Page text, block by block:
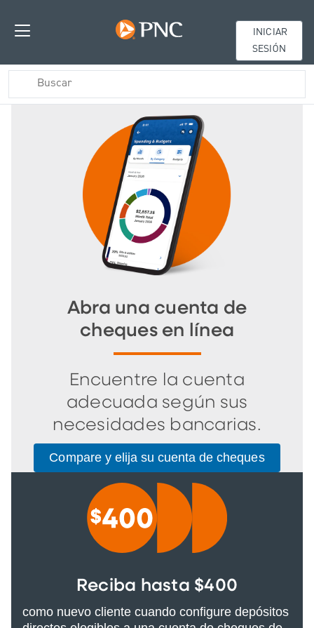
INICIAR
SESIÓN
Abra una cuenta de
cheques en línea
Encuentre la cuenta
adecuada según sus
necesidades bancarias.
Compare y elija su cuenta de cheques
Reciba hasta $400
como nuevo cliente cuando configure depósitos